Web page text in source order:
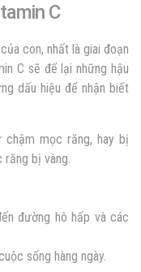
C
con, nhất là giai đoạn
C sẽ để lại những hậu
dấu hiệu để nhận biết
mọc răng, hay bị
răng bị vàng.
đường hô hấp và các
sống hàng ngày.